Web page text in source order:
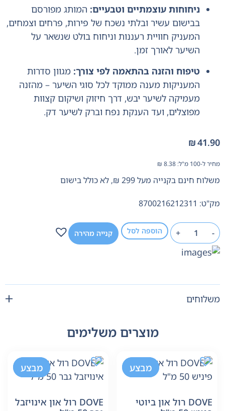
ניחוחות עוצמתיים וטבעיים: המותג מפורסם
בבישום עשיר ובלתי נשכח של פירות, פרחים וצמחים,
המעניק חוויית רעננות וניחוח בולט שנשאר על
השיער לאורך זמן.
טיפוח והזנה בהתאמה לפי צורך: מגוון סדרות
המעניקות מענה ממוקד לכל סוגי השיער – מהזנה
מעמיקה לשיער יבש, דרך חיזוק ושיקום קצוות
מפוצלים, ועד הענקת נפח וברק לשיער דק.
₪41.90
מחיר ל-100 מ"ל: ₪ 8.38
משלוח חינם בקנייה מעל 299 ₪, לא כולל בישום
מק"ט: 8700216212311
-
+ הוספה לסל קנייה מהירה
משלוחים
מוצרים משלימים
-30%
מבצע
DOVE רול און ביוטי
-30%
מבצע
DOVE רול און אינויזבל